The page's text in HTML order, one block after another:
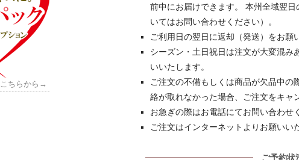
ちらから→
前中にお届けできます。 本州全域翌
いてはお問い合わせください）。
ご利用日の翌日に返却（発送）をお願
シーズン・土日祝日は注文が大変混み
いいたします。
ご注文の不備もしくは商品が欠品中の
絡が取れなかった場合、ご注文をキャ
お急ぎの際はお電話にてお問い合わせ
ご注文はインターネットよりお願いい
ご予約状